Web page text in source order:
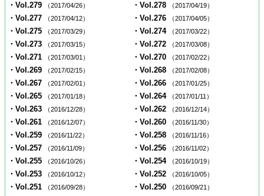
・Vol.279 （2017/04/26） ・Vol.278 （2017/04/19）
・Vol.277 （2017/04/12） ・Vol.276 （2017/04/05）
・Vol.275 （2017/03/29） ・Vol.274 （2017/03/22）
・Vol.273 （2017/03/15） ・Vol.272 （2017/03/08）
・Vol.271 （2017/03/01） ・Vol.270 （2017/02/22）
・Vol.269 （2017/02/15） ・Vol.268 （2017/02/08）
・Vol.267 （2017/02/01） ・Vol.266 （2017/01/25）
・Vol.265 （2017/01/18） ・Vol.264 （2017/01/11）
・Vol.263 （2016/12/28） ・Vol.262 （2016/12/14）
・Vol.261 （2016/12/07） ・Vol.260 （2016/11/30）
・Vol.259 （2016/11/22） ・Vol.258 （2016/11/16）
・Vol.257 （2016/11/09） ・Vol.256 （2016/11/02）
・Vol.255 （2016/10/26） ・Vol.254 （2016/10/19）
・Vol.253 （2016/10/12） ・Vol.252 （2016/10/05）
・Vol.251 （2016/09/28） ・Vol.250 （2016/09/21）